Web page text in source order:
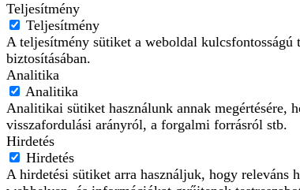
Teljesítmény
Teljesítmény
A teljesítmény sütiket a weboldal kulcsfontosságú
biztosításában.
Analitika
Analitika
Analitikai sütiket használunk annak megértésére,
visszafordulási arányról, a forgalmi forrásról stb.
Hirdetés
Hirdetés
A hirdetési sütiket arra használjuk, hogy releváns